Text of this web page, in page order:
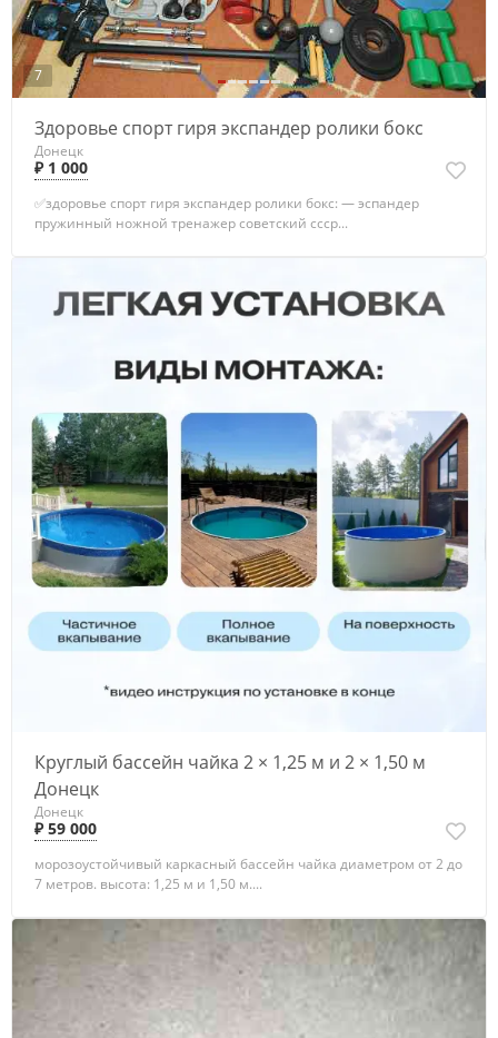
7
Здоровье спорт гиря экспандер ролики бокс
Донецк
₽ 1 000
✅здоровье спорт гиря экспандер ролики бокс: — эспандер
пружинный ножной тренажер советский ссср...
Круглый бассейн чайка 2 × 1,25 м и 2 × 1,50 м
Донецк
Донецк
₽ 59 000
морозоустойчивый каркасный бассейн чайка диаметром от 2 до
7 метров. высота: 1,25 м и 1,50 м....